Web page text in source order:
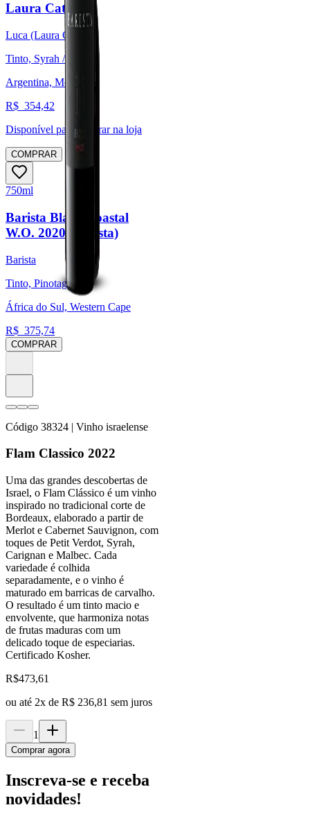
Laura Catena)
Luca (Laura Catena)
Tinto, Syrah / Shiraz
Argentina, Mendoza
R$ 354,42
Disponível para:
Retirar na loja
COMPRAR
750ml
Barista Black Coastal
W.O. 2020 (Barista)
Barista
Tinto, Pinotage
África do Sul, Western Cape
R$ 375,74
COMPRAR
Código 38324 | Vinho israelense
Flam Classico 2022
Uma das grandes descobertas de
Israel, o Flam Clássico é um vinho
inspirado no tradicional corte de
Bordeaux, elaborado a partir de
Merlot e Cabernet Sauvignon, com
toques de Petit Verdot, Syrah,
Carignan e Malbec. Cada
variedade é colhida
separadamente, e o vinho é
maturado em barricas de carvalho.
O resultado é um tinto macio e
envolvente, que harmoniza notas
de frutas maduras com um
delicado toque de especiarias.
Certificado Kosher.
R$473,61
ou até 2x de R$ 236,81 sem juros
1
Comprar agora
Inscreva-se e receba
novidades!